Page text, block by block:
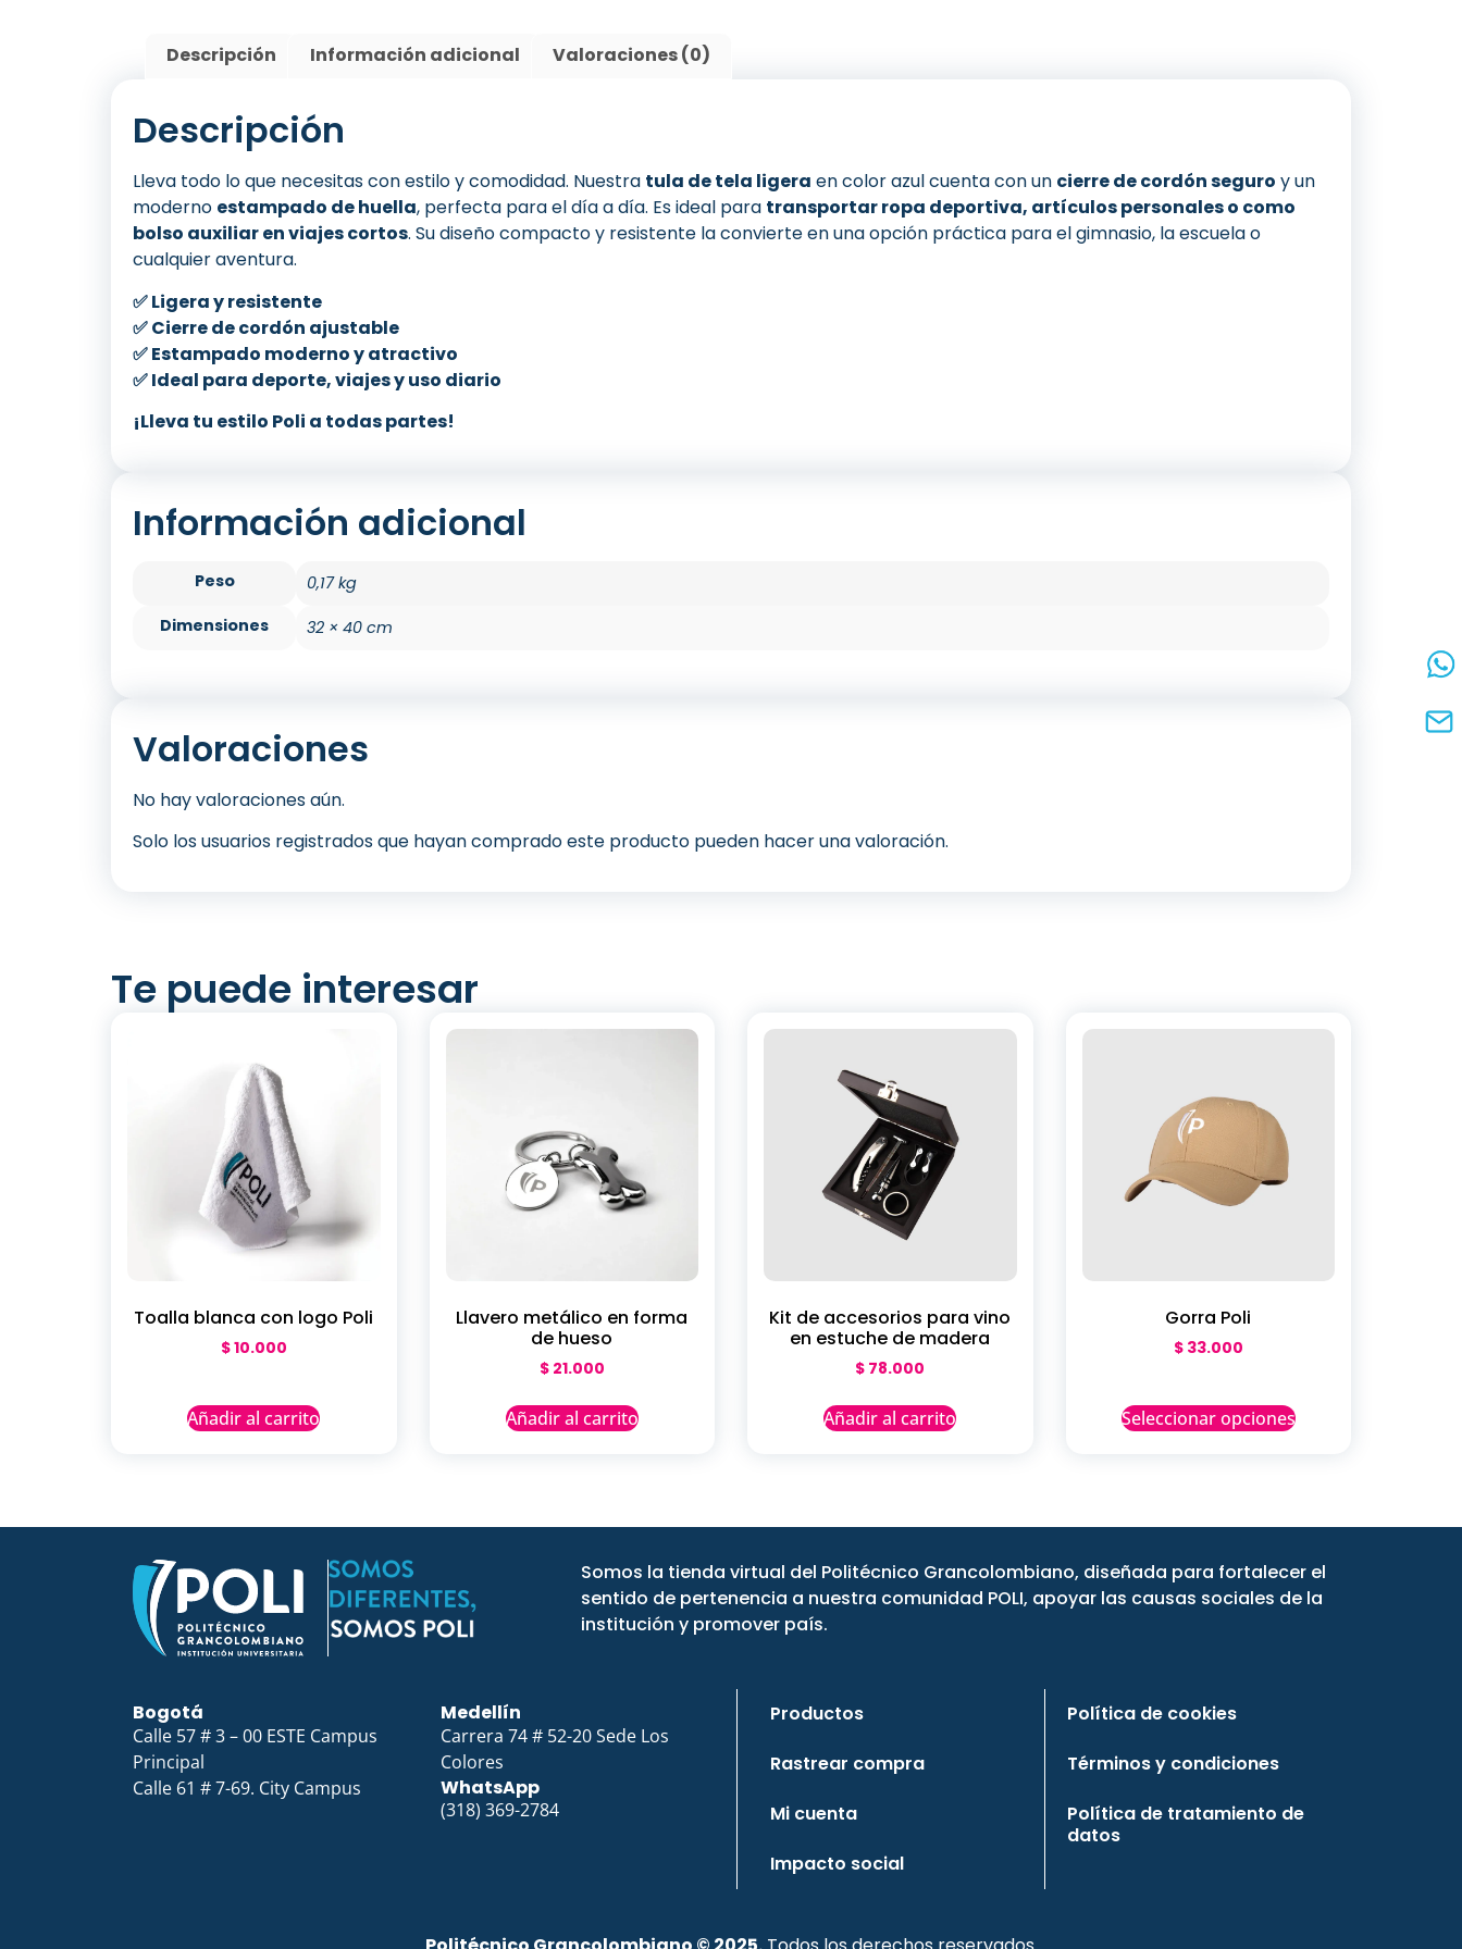
Descripción Información adicional Valoraciones (0)
Descripción
Lleva todo lo que necesitas con estilo y comodidad. Nuestra tula de tela ligera en color azul cuenta con un cierre de cordón seguro y un
moderno estampado de huella, perfecta para el día a día. Es ideal para transportar ropa deportiva, artículos personales o como
bolso auxiliar en viajes cortos. Su diseño compacto y resistente la convierte en una opción práctica para el gimnasio, la escuela o
cualquier aventura.
✅ Ligera y resistente
✅ Cierre de cordón ajustable
✅ Estampado moderno y atractivo
✅ Ideal para deporte, viajes y uso diario
¡Lleva tu estilo Poli a todas partes!
Información adicional
Peso
0,17 kg
Dimensiones
32 × 40 cm
Valoraciones
No hay valoraciones aún.
Solo los usuarios registrados que hayan comprado este producto pueden hacer una valoración.
Te puede interesar
Toalla blanca con logo Poli
$10.000
Añadir al carrito
Llavero metálico en forma
de hueso
$21.000
Añadir al carrito
Kit de accesorios para vino
en estuche de madera
$ 78.000
Añadir al carrito
Gorra Poli
$33.000
Seleccionar opciones
Somos la tienda virtual del Politécnico Grancolombiano, diseñada para fortalecer el
sentido de pertenencia a nuestra comunidad POLI, apoyar las causas sociales de la
institución y promover país.
Bogotá
Calle 57 # 3 – 00 ESTE Campus
Principal
Calle 61 # 7-69. City Campus
Medellín
Carrera 74 # 52-20 Sede Los
Colores
WhatsApp
(318) 369-2784
Productos
Rastrear compra
Mi cuenta
Impacto social
Política de cookies
Términos y condiciones
Política de tratamiento de
datos